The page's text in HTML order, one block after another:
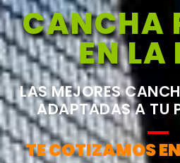
CANCHA
EN LA
LAS MEJORES
ADAPTADAS A TU
TE COTIZAMOS